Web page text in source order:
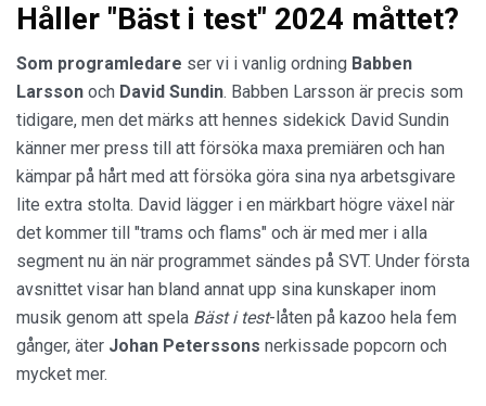
Håller "Bäst i test" 2024 måttet?
Som programledare ser vi i vanlig ordning Babben
Larsson och David Sundin. Babben Larsson är precis som
tidigare, men det märks att hennes sidekick David Sundin
känner mer press till att försöka maxa premiären och han
kämpar på hårt med att försöka göra sina nya arbetsgivare
lite extra stolta. David lägger i en märkbart högre växel när
det kommer till "trams och flams" och är med mer i alla
segment nu än när programmet sändes på SVT. Under första
avsnittet visar han bland annat upp sina kunskaper inom
musik genom att spela Bäst i test-låten på kazoo hela fem
gånger, äter Johan Peterssons nerkissade popcorn och
mycket mer.